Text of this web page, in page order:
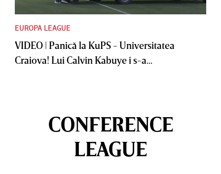
EUROPA LEAGUE
VIDEO | Panică la KuPS - Universitatea
Craiova! Lui Calvin Kabuye i s-a...
CONFERENCE
LEAGUE